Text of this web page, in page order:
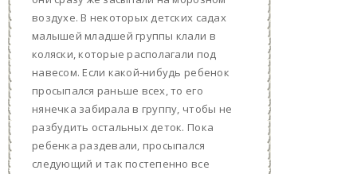
воздухе. В некоторых детских садах
малышей младшей группы клали в
коляски, которые располагали под
навесом. Если какой-нибудь ребенок
просыпался раньше всех, то его
нянечка забирала в группу, чтобы не
разбудить остальных деток. Пока
ребенка раздевали, просыпался
следующий и так постепенно все